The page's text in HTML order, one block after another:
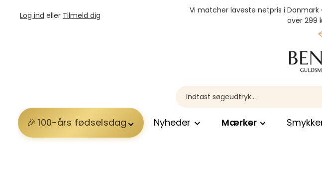
Log ind eller Tilmeld dig
Vi matcher laveste netpris i
over 299
100-års fødselsdag Nyheder Mærker